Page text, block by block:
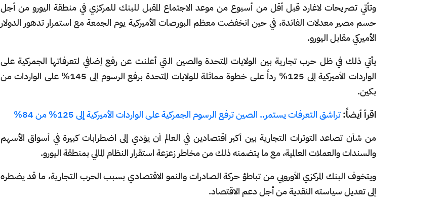
وتأتي تصريحات لاغارد قبل أقل من أسبوع من موعد الاجتماع المقبل للبنك للمركزي في منطقة اليورو من أجل
حسم مصير معدلات الفائدة، في حين انخفضت معظم البورصات الأميركية يوم الجمعة مع استمرار تدهور الدولار
الأميركي مقابل اليورو.
يأتي ذلك في ظل حرب تجارية بين الولايات المتحدة والصين التي أعلنت عن رفع إضافي لتعرفاتها الجمركية على
الواردات الأميركية إلى 125% رداً على خطوة مماثلة للولايات المتحدة برفع الرسوم إلى 145% على الواردات من
بكين.
اقرأ أيضاً:تراشق التعرفات يستمر.. الصين ترفع الرسوم الجمركية على الواردات الأميركية إلى 125% من 84%
من شأن تصاعد التوترات التجارية بين أكبر اقتصادين في العالم أن يؤدي إلى اضطرابات كبيرة في أسواق الأسهم
والسندات والعملات العالمية، مع ما يتضمنه ذلك من مخاطر زعزعة استقرار النظام المالي بمنطقة اليورو.
ويتخوف البنك المركزي الأوروبي من تباطؤ حركة الصادرات والنمو الاقتصادي بسبب الحرب التجارية، ما قد يضطره
إلى تعديل سياسته النقدية من أجل دعم الاقتصاد.